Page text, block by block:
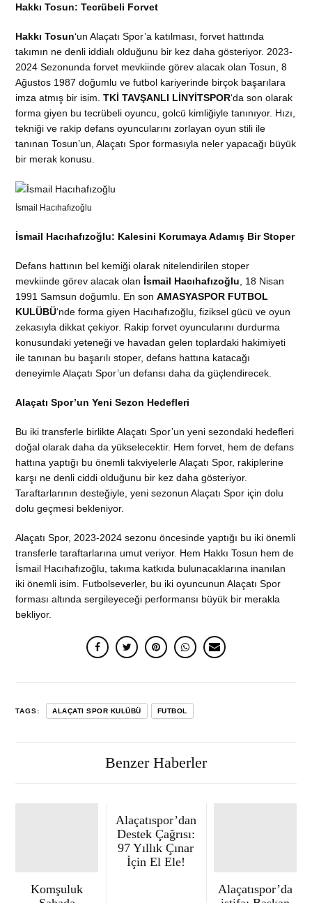
Hakkı Tosun: Tecrübeli Forvet
Hakkı Tosun‘un Alaçatı Spor’a katılması, forvet hattında
takımın ne denli iddialı olduğunu bir kez daha gösteriyor. 2023-
2024 Sezonunda forvet mevkiinde görev alacak olan Tosun, 8
Ağustos 1987 doğumlu ve futbol kariyerinde birçok başarılara
imza atmış bir isim.TKİ TAVŞANLI LİNYİTSPOR‘da son olarak
forma giyen bu tecrübeli oyuncu, golcü kimliğiyle tanınıyor. Hızı,
tekniği ve rakip defans oyuncularını zorlayan oyun stili ile
tanınan Tosun’un, Alaçatı Spor formasıyla neler yapacağı büyük
bir merak konusu.
İsmail Hacıhafızoğlu
İsmail Hacıhafızoğlu: Kalesini Korumaya Adamış Bir Stoper
Defans hattının bel kemiği olarak nitelendirilen stoper
mevkiinde görev alacak olan İsmail Hacıhafızoğlu , 18 Nisan
1991 Samsun doğumlu. En sonAMASYASPOR FUTBOL
KULÜBÜ‘nde forma giyen Hacıhafızoğlu, fiziksel gücü ve oyun
zekasıyla dikkat çekiyor. Rakip forvet oyuncularını durdurma
konusundaki yeteneği ve havadan gelen toplardaki hakimiyeti
ile tanınan bu başarılı stoper, defans hattına katacağı
deneyimle Alaçatı Spor’un defansı daha da güçlendirecek.
Alaçatı Spor’un Yeni Sezon Hedefleri
Bu iki transferle birlikte Alaçatı Spor’un yeni sezondaki hedefleri
doğal olarak daha da yükselecektir. Hem forvet, hem de defans
hattına yaptığı bu önemli takviyelerle Alaçatı Spor, rakiplerine
karşı ne denli ciddi olduğunu bir kez daha gösteriyor.
Taraftarlarının desteğiyle, yeni sezonun Alaçatı Spor için dolu
dolu geçmesi bekleniyor.
Alaçatı Spor, 2023-2024 sezonu öncesinde yaptığı bu iki önemli
transferle taraftarlarına umut veriyor. Hem Hakkı Tosun hem de
İsmail Hacıhafızoğlu, takıma katkıda bulunacaklarına inanılan
iki önemli isim. Futbolseverler, bu iki oyuncunun Alaçatı Spor
forması altında sergileyeceği performansı büyük bir merakla
bekliyor.
TAGS: ALAÇATI SPOR KULÜBÜ FUTBOL
Benzer Haberler
Komşuluk
Alaçatıspor’dan
Destek Çağrısı:
97 Yıllık Çınar
İçin El Ele!
Alaçatıspor’da